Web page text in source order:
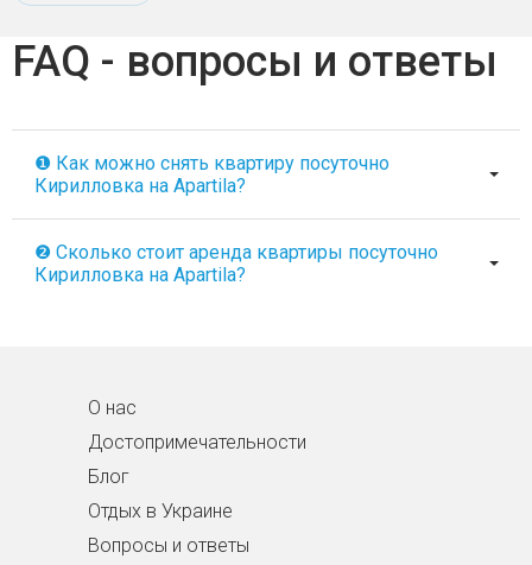
FAQ - вопросы и ответы
❶ Как можно снять квартиру посуточно
Кирилловка на Apartila?
❷ Сколько стоит аренда квартиры посуточно
Кирилловка на Apartila?
О нас
Достопримечательности
Блог
Отдых в Украине
Вопросы и ответы